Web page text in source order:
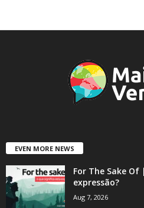
EVEN MORE NEWS
For The Sake
expressão?
Aug 7, 2026